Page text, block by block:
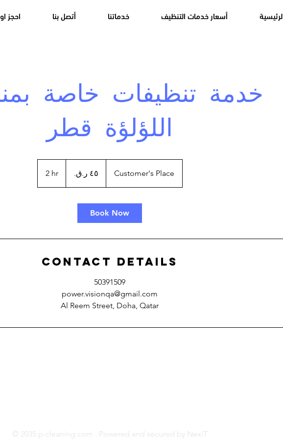
الرئيسية أسعار خدمات التنظيف خدماتنا أتصل بنا احجز
خدمة تنظيفات خاصة
اللؤلؤة قطر
2 hr2
h
قطري
Customer's Place
Book Now
Contact Details
50391509
power.visionqa@gmail.com
Al Reem Street, Doha, Qatar
© 2035 p-cleaning.com . Powered and secured by NexiT